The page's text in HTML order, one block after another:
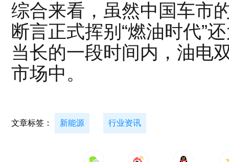
综合来看，虽然中国车市
断言正式挥别“燃油时代”
当长的一段时间内，油电
市场中。
文章标签： 新能源 行业资讯